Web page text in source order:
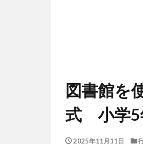
図書館を
式 小学5
2025年11月11日